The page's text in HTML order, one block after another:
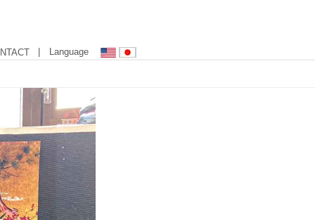
| Language